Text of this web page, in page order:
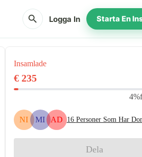
search Logga In Starta En
Insamlade
€ 235
4%
NI MI AD 16 Personer Som Har
Dela